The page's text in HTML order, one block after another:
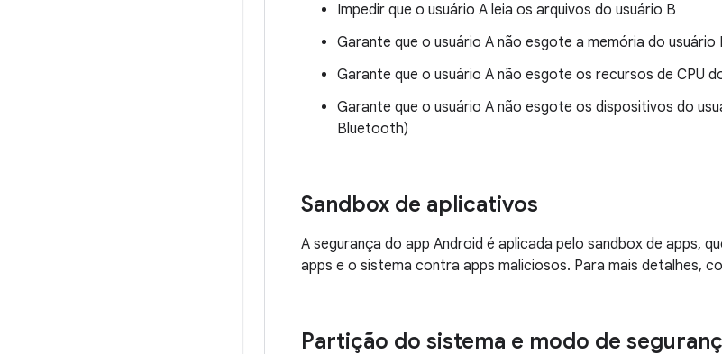
Impedir que o usuário A leia os arquivos do usuário B
Garante que o usuário A não esgote a memória do usuário
Garante que o usuário A não esgote os recursos de CPU
Garante que o usuário A não esgote os dispositivos do
Bluetooth)
Sandbox de aplicativos
A segurança do app Android é aplicada pelo sandbox de apps,
apps e o sistema contra apps maliciosos. Para mais detalhes,
Partição do sistema e modo de